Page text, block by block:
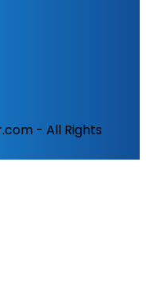
- All Rights